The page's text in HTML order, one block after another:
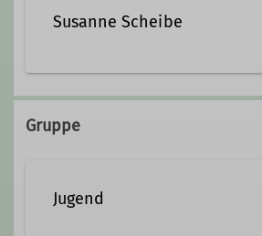
Susanne Scheibe
Qualifikationen
Gruppe
Jugend